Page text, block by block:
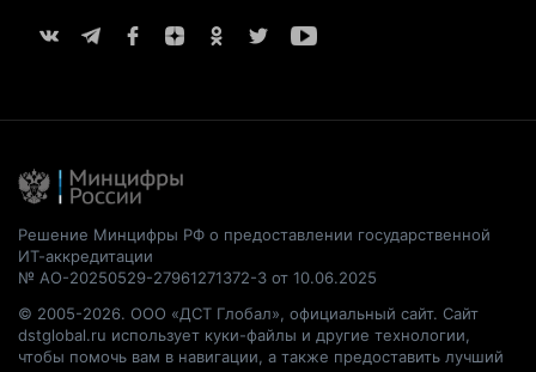
Решение Минцифры РФ о предоставлении государственной
ИТ-аккредитации
№ АО-20250529-27961271372-3 от 10.06.2025
© 2005-2026. ООО «ДСТ Глобал», официальный сайт. Сайт
dstglobal.ru использует куки-файлы и другие технологии,
чтобы помочь вам в навигации, а также предоставить лучший